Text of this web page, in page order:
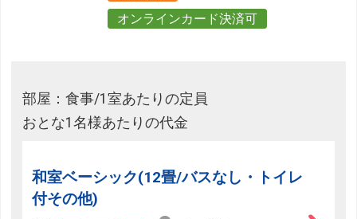
オンラインカード決済可
部屋：食事/1室あたりの定員
おとな1名様あたりの代金
和室ベーシック(12畳/バスなし・トイレ
付その他)